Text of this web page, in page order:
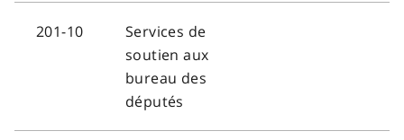
201-10
Services de
soutien aux
bureau des
députés